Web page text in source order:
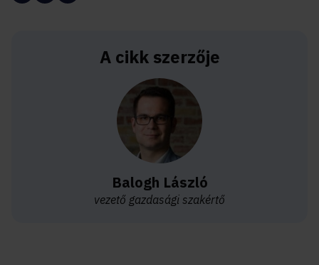
A cikk szerzője
Balogh László
vezető gazdasági szakértő